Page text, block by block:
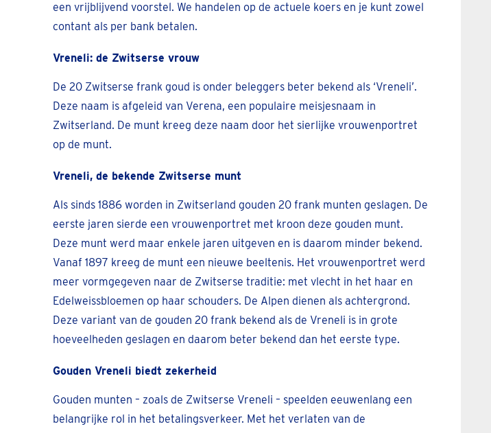
een vrijblijvend voorstel. We handelen op de actuele koers en je kunt zowel
contant als per bank betalen.
Vreneli: de Zwitserse vrouw
De 20 Zwitserse frank goud is onder beleggers beter bekend als ‘Vreneli’.
Deze naam is afgeleid van Verena, een populaire meisjesnaam in
Zwitserland. De munt kreeg deze naam door het sierlijke vrouwenportret
op de munt.
Vreneli, de bekende Zwitserse munt
Als sinds 1886 worden in Zwitserland gouden 20 frank munten geslagen. De
eerste jaren sierde een vrouwenportret met kroon deze gouden munt.
Deze munt werd maar enkele jaren uitgeven en is daarom minder bekend.
Vanaf 1897 kreeg de munt een nieuwe beeltenis. Het vrouwenportret werd
meer vormgegeven naar de Zwitserse traditie: met vlecht in het haar en
Edelweissbloemen op haar schouders. De Alpen dienen als achtergrond.
Deze variant van de gouden 20 frank bekend als de Vreneli is in grote
hoeveelheden geslagen en daarom beter bekend dan het eerste type.
Gouden Vreneli biedt zekerheid
Gouden munten – zoals de Zwitserse Vreneli – speelden eeuwenlang een
belangrijke rol in het betalingsverkeer. Met het verlaten van de